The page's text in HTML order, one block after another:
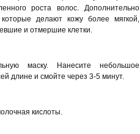
роста волос. Дополнительно
делают кожу более мягкой,
и отмершие клетки.
маску. Нанесите небольшое
длине и смойте через 3-5 минут.
кислоты.